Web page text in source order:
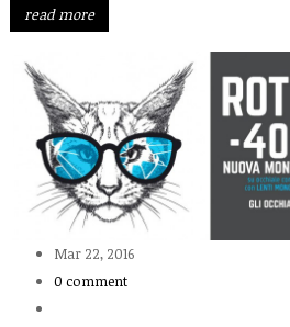
read more
Mar 22, 2016
0 comment